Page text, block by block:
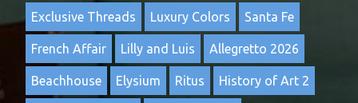
Exclusive Threads Luxury Colors Santa Fe
French Affair Lilly and Luis Allegretto 2026
Beachhouse Elysium Ritus History of Art 2